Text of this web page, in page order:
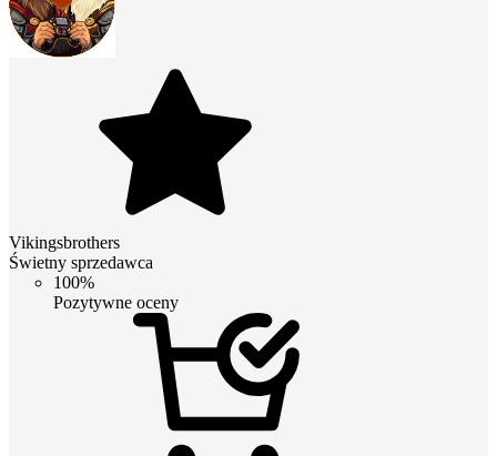
Vikingsbrothers
Świetny sprzedawca
100%
Pozytywne oceny